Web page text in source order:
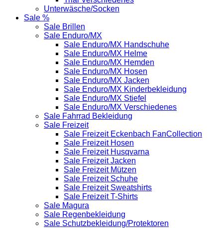
Unterwäsche/Socken
Sale %
Sale Brillen
Sale Enduro/MX
Sale Enduro/MX Handschuhe
Sale Enduro/MX Helme
Sale Enduro/MX Hemden
Sale Enduro/MX Hosen
Sale Enduro/MX Jacken
Sale Enduro/MX Kinderbekleidung
Sale Enduro/MX Stiefel
Sale Enduro/MX Verschiedenes
Sale Fahrrad Bekleidung
Sale Freizeit
Sale Freizeit Eckenbach FanCollection
Sale Freizeit Hosen
Sale Freizeit Husqvarna
Sale Freizeit Jacken
Sale Freizeit Mützen
Sale Freizeit Schuhe
Sale Freizeit Sweatshirts
Sale Freizeit T-Shirts
Sale Magura
Sale Regenbekleidung
Sale Schutzbekleidung/Protektoren